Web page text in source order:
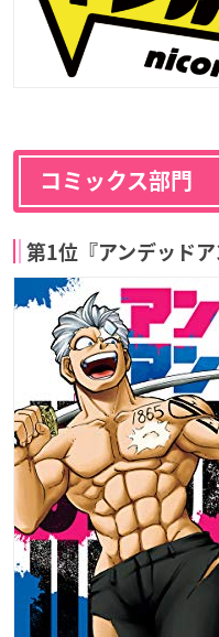
コミックス部門
第1位『アンデッド